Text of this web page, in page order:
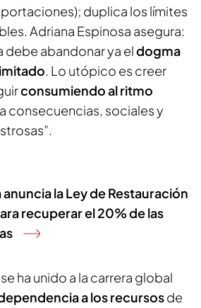
duplica los límites
Adriana Espinosa asegura:
debe abandonar ya eldogma
. Lo utópico es creer
consumiendo al ritmo
consecuencias, sociales y
la Ley de Restauración
recuperar el 20% de las
ha unido a la carrera global
a los recursosde